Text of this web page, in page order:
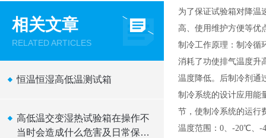
相关文章
RELATED ARTICLES
恒温恒湿高低温测试箱
高低温交变湿热试验箱在操作不
当时会造成什么危害及日常保养
为了保证试验箱对降温
高、使用维护方便等优
制冷工作原理：制冷循
消耗了功使排气温度升
温度降低。后制冷剂通
制冷系统的设计应用能
节，使制冷系统的运行
温度范围：0、-20℃、